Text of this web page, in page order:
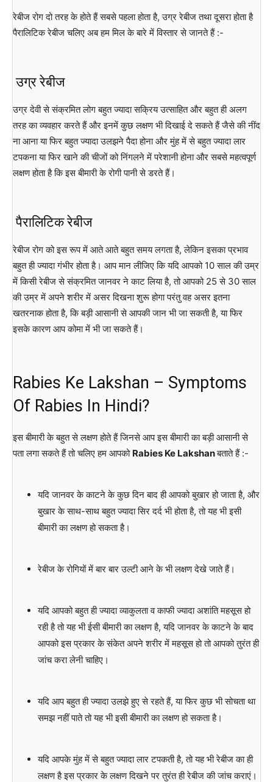
रेबीज रोग दो तरह के होते हैं सबसे पहला होता है, उग्र रेबीज तथा दूसरा होता है
पैरालिटिक रेबीज चलिए अब हम मिल के बारे में विस्तार से जानते हैं :-
उग्र रेबीज
उग्र देवी से संक्रमित लोग बहुत ज्यादा सक्रिय उत्साहित और बहुत ही अलग
तरह का व्यवहार करते हैं और इनमें कुछ लक्षण भी दिखाई दे सकते हैं जैसे की नींद
ना आना या फिर बहुत ज्यादा उलझने पैदा होना और मुंह में से बहुत ज्यादा लार
टपकना या फिर खाने की चीजों को निंगलने में परेशानी होना और सबसे महत्वपूर्ण
लक्षण होता है कि इस बीमारी के रोगी पानी से डरते हैं।
पैरालिटिक रेबीज
रेबीज रोग को इस रूप में आते आते बहुत समय लगता है, लेकिन इसका प्रभाव
बहुत ही ज्यादा गंभीर होता है। आप मान लीजिए कि यदि आपको 10 साल की उम्र
में किसी रेबीज से संक्रमित जानवर ने काट लिया है, तो आपको 25 से 30 साल
की उम्र में अपने शरीर में असर दिखना शुरू होगा परंतु वह असर इतना
खतरनाक होता है, कि बड़ी आसानी से आपकी जान भी जा सकती है, या फिर
इसके कारण आप कोमा में भी जा सकते हैं।
Rabies Ke Lakshan – Symptoms
Of Rabies In Hindi?
इस बीमारी के बहुत से लक्षण होते हैं जिनसे आप इस बीमारी का बड़ी आसानी से
पता लगा सकते हैं तो चलिए हम आपको Rabies Ke Lakshanबताते हैं :-
यदि जानवर के काटने के कुछ दिन बाद ही आपको बुखार हो जाता है, और
बुखार के साथ-साथ बहुत ज्यादा सिर दर्द भी होता है, तो यह भी इसी
बीमारी का लक्षण हो सकता है।
रेबीज के रोगियों में बार बार उल्टी आने के भी लक्षण देखे जाते हैं।
यदि आपको बहुत ही ज्यादा व्याकुलता व काफी ज्यादा अशांति महसूस हो
रही है तो यह भी ईसी बीमारी का लक्षण है, यदि जानवर के काटने के बाद
आपको इस प्रकार के संकेत अपने शरीर में महसूस हो तो आपको तुरंत ही
जांच करा लेनी चाहिए।
यदि आप बहुत ही ज्यादा उलझे हुए से रहते हैं, या फिर कुछ भी सोचता था
समझ नहीं पाते तो यह भी इसी बीमारी का लक्षण हो सकता है।
यदि आपके मुंह में से बहुत ज्यादा लार टपकती है, तो यह भी रेबीज का ही
लक्षण है इस प्रकार के लक्षण दिखने पर तुरंत ही रेबीज की जांच कराएं।